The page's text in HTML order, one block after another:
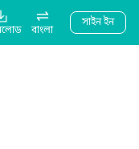
বাংলা
সাইন ইন